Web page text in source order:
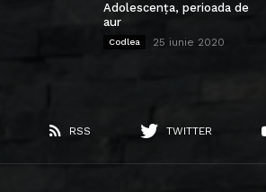
Adolescența, perioada de
aur
Codlea 25 iunie 2020
RSS TWITTER